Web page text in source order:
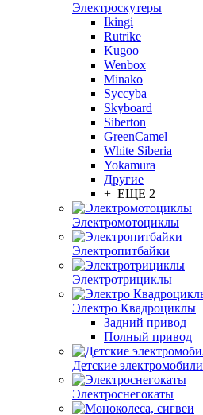
Электроскутеры
Ikingi
Rutrike
Kugoo
Wenbox
Minako
Syccyba
Skyboard
Siberton
GreenCamel
White Siberia
Yokamura
Другие
+ ЕЩЕ 2
Электромотоциклы
Электропитбайки
Электротрициклы
Электро Квадроциклы
Задний привод
Полный привод
Детские электромобили
Электроснегокаты